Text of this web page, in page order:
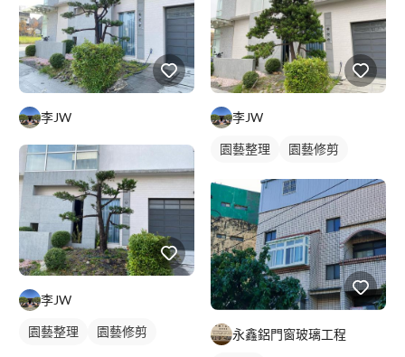
李JW
李JW
園藝整理 園藝修剪
李JW
園藝整理 園藝修剪
永鑫鋁門窗玻璃工程